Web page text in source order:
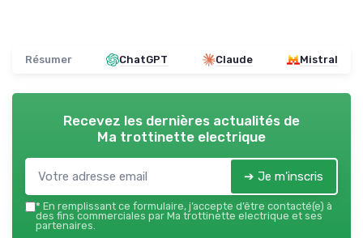
Résumer ChatGPT Claude Mistral
Recevez les dernières actualités de
Ma trottinette electrique
➔ Je m'inscris
* En remplissant ce formulaire, j’accepte d’être contacté(e) à
des fins commerciales par Ma trottinette electrique et ses
partenaires.